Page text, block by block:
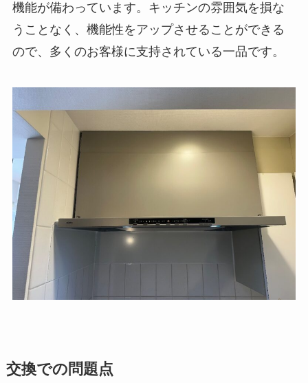
機能が備わっています。キッチンの雰囲気を損な
うことなく、機能性をアップさせることができる
ので、多くのお客様に支持されている一品です。
交換での問題点